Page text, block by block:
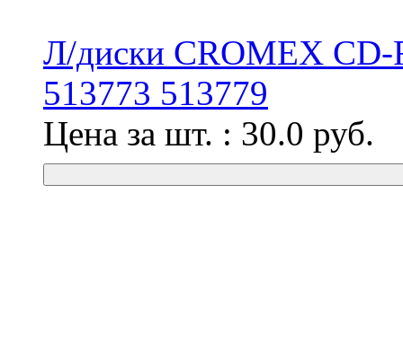
Л/диски CROMEX
513773 513779
Цена за шт. : 30.0 руб.